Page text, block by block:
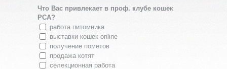
Что Вас привлекает в проф. клубе кошек
PCA?
работа питомника
выставки кошек online
получение пометов
продажа котят
селекционная работа